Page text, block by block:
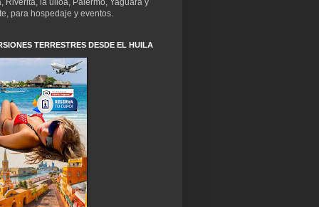
Riverita, la ulloa, Palermo, Yaguara y
para hospedaje y eventos.
TERRESTRES DESDE EL HUILA